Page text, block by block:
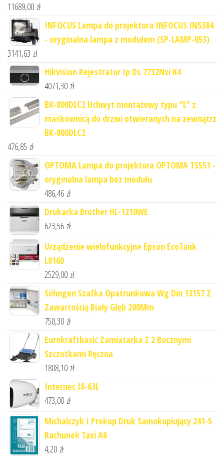
11689,00 zł
INFOCUS Lampa do projektora INFOCUS IN5384
- oryginalna lampa z modułem (SP-LAMP-053)
3141,63 zł
Hikvision Rejestrator Ip Ds 7732Nxi K4
4071,30 zł
BK-800DLC2 Uchwyt montażowy typu "L" z
maskownicą do drzwi otwieranych na zewnątrz
BK-800DLC2
476,85 zł
OPTOMA Lampa do projektora OPTOMA TS551 -
oryginalna lampa bez modułu
486,46 zł
Drukarka Brother HL-1210WE
623,56 zł
Urządzenie wielofunkcyjne Epson EcoTank
L8160
2529,00 zł
Söhngen Szafka Opatrunkowa Wg Din 13157 Z
Zawartością Biały Głęb 200Mm
750,30 zł
Eurokraftbasic Zamiatarka Z 2 Bocznymi
Szczotkami Ręczna
1808,10 zł
Internec I8-63L
473,00 zł
Michalczyk I Prokop Druk Samokopiujący 241-5
Rachunek Taxi A6
4,20 zł